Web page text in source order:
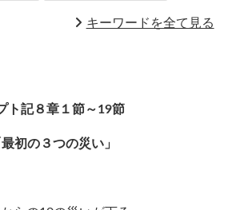
キーワードを全て見る
記８章１節～19節
最初の３つの災い」